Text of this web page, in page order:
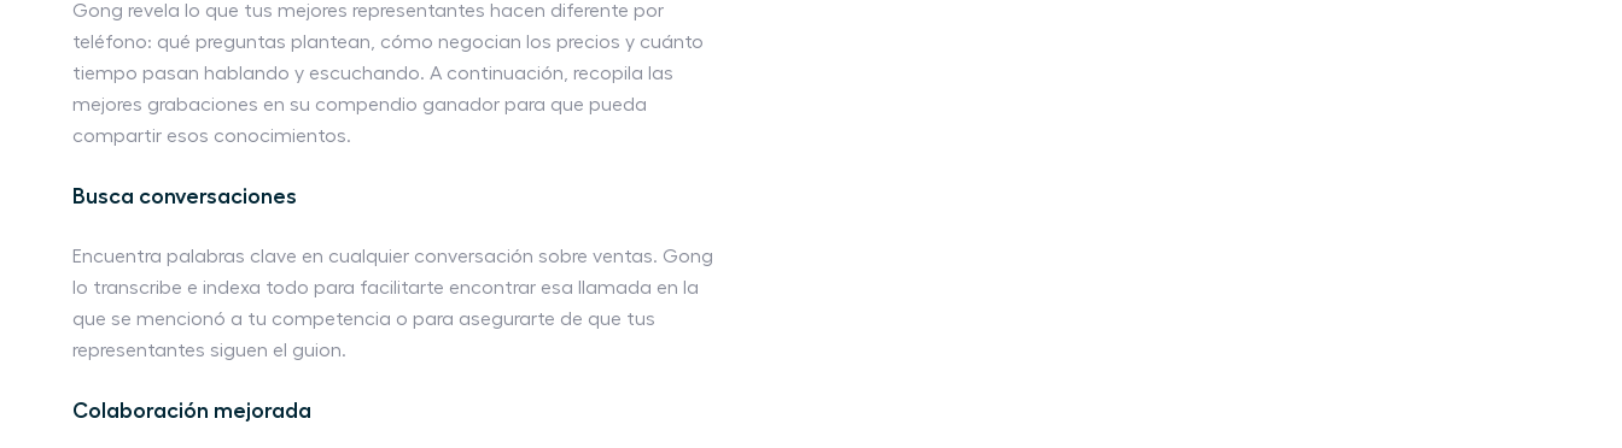
Gong revela lo que tus mejores representantes hacen diferente por
teléfono: qué preguntas plantean, cómo negocian los precios y cuánto
tiempo pasan hablando y escuchando. A continuación, recopila las
mejores grabaciones en su compendio ganador para que pueda
compartir esos conocimientos.
Busca conversaciones
Encuentra palabras clave en cualquier conversación sobre ventas. Gong
lo transcribe e indexa todo para facilitarte encontrar esa llamada en la
que se mencionó a tu competencia o para asegurarte de que tus
representantes siguen el guion.
Colaboración mejorada